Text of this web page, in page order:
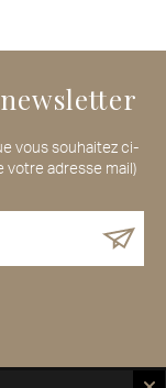
vous souhaitez ci-
adresse mail)